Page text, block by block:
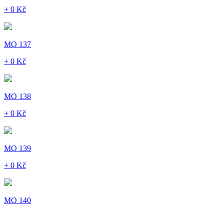
+ 0 Kč
MO 137
+ 0 Kč
MO 138
+ 0 Kč
MO 139
+ 0 Kč
MO 140